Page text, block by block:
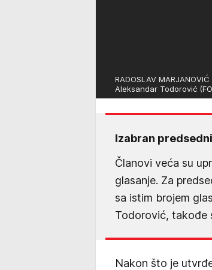
RADOSLAV
Aleksandar Todorović
Izabran
Članovi veća su
glasanje. Za
sa istim brojem
Todorović, takođe
Nakon što je